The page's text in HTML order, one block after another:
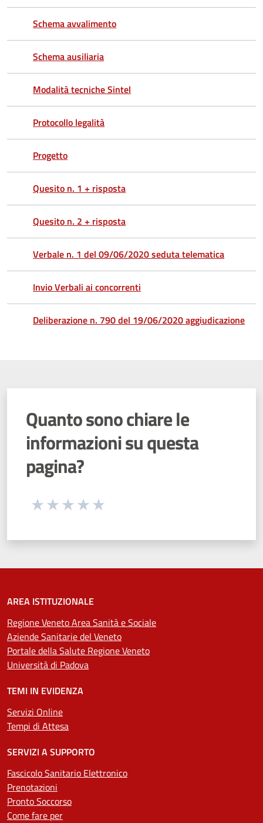
Schema avvalimento
Schema ausiliaria
Modalità tecniche Sintel
Protocollo legalità
Progetto
Quesito n. 1 + risposta
Quesito n. 2 + risposta
Verbale n. 1 del 09/06/2020 seduta telematica
Invio Verbali ai concorrenti
Deliberazione n. 790 del 19/06/2020 aggiudicazione
Quanto sono chiare le
informazioni su questa
pagina?
Seleziona una valutazione da 1 a 5 stelle
AREA ISTITUZIONALE
Regione Veneto Area Sanità e Sociale
Aziende Sanitarie del Veneto
Portale della Salute Regione Veneto
Università di Padova
TEMI IN EVIDENZA
Servizi Online
Tempi di Attesa
SERVIZI A SUPPORTO
Fascicolo Sanitario Elettronico
Prenotazioni
Pronto Soccorso
Come fare per